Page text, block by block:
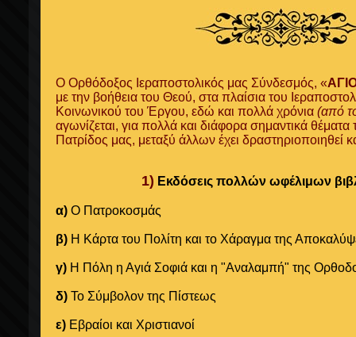
Ο Ορθόδοξος Ιεραποστολικός μας Σύνδεσμός, «
με την βοήθεια του Θεού, στα πλαίσια του
Κοινωνικού του Έργου, εδώ και πολλά χρόνια (από
αγωνίζεται, για πολλά και διάφορα σημαντικά θέματα
Πατρίδος μας, μεταξύ άλλων έχει δραστηριοποιηθεί
1) Εκδόσεις πολλών ωφέλιμων
α) Ο Πατροκοσμάς
β) Η Κάρτα του Πολίτη και το Χάραγμα της
γ) Η Πόλη η Αγιά Σοφιά και η "Αναλαμπή" της
δ) Το Σύμβολον της Πίστεως
ε) Εβραίοι και Χριστιανοί